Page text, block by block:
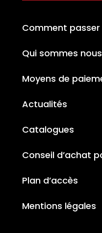
Comment
Qui sommes nous
Moyens de
Actualités
Catalogues
Conseil d’achat
Plan d’accès
Mentions légales